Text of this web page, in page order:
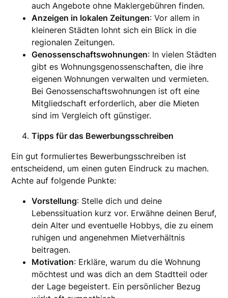
auch Angebote ohne Maklergebühren finden.
Anzeigen in lokalen Zeitungen: Vor allem in
kleineren Städten lohnt sich ein Blick in die
regionalen Zeitungen.
Genossenschaftswohnungen: In vielen Städten
gibt es Wohnungsgenossenschaften, die ihre
eigenen Wohnungen verwalten und vermieten.
Bei Genossenschaftswohnungen ist oft eine
Mitgliedschaft erforderlich, aber die Mieten
sind im Vergleich oft günstiger.
Tipps für das Bewerbungsschreiben
Ein gut formuliertes Bewerbungsschreiben ist
entscheidend, um einen guten Eindruck zu machen.
Achte auf folgende Punkte:
Vorstellung: Stelle dich und deine
Lebenssituation kurz vor. Erwähne deinen Beruf,
dein Alter und eventuelle Hobbys, die zu einem
ruhigen und angenehmen Mietverhältnis
beitragen.
Motivation: Erkläre, warum du die Wohnung
möchtest und was dich an dem Stadtteil oder
der Lage begeistert. Ein persönlicher Bezug